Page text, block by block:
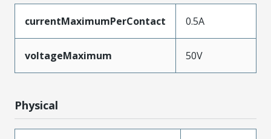
currentMaximumPerContact 0.5A
voltageMaximum 50V
Physical